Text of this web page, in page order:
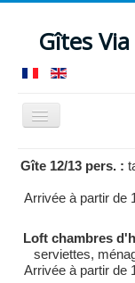
Gîtes
Basculer
la
Accueil
Nos services
Gîte 12/13 pers. :
Arrivée à partir de
Loft chambres
serviettes,
Arrivée à partir de